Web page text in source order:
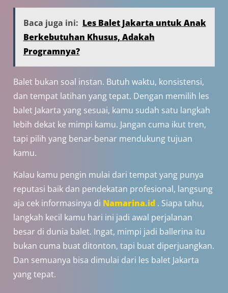
Baca juga ini: Les Balet Jakarta untuk Anak
Berkebutuhan Khusus, Adakah
Programnya?
Balet bukan soal instan. Butuh waktu, konsistensi,
dan tempat latihan yang tepat. Dengan memilih les
balet Jakarta yang sesuai, kamu sudah satu langkah
lebih dekat ke mimpi kamu. Jangan cuma ikut tren,
tapi pilih yang benar-benar mendukung tujuan
kamu.
Kalau kamu pengin mulai dari tempat yang punya
reputasi baik dan pendekatan profesional, langsung
aja cek informasinya di Namarina.id. Siapa tahu,
langkah kecil kamu hari ini jadi awal perjalanan
besar di dunia balet. Ingat, mimpi jadi ballerina itu
bukan cuma buat ditonton, tapi buat diperjuangkan.
Dan semuanya bisa dimulai dari les balet Jakarta
yang tepat.